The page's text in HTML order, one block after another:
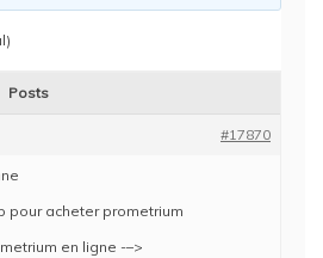
Posts
#17870
pour acheter prometrium
en ligne -–>